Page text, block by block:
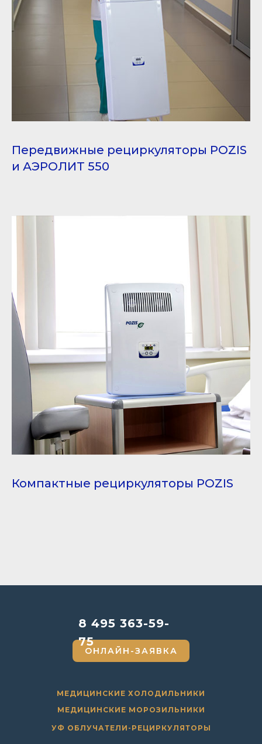
Передвижные рециркуляторы POZIS
и АЭРОЛИТ 550
Компактные рециркуляторы POZIS
ОНЛАЙН-ЗАЯВКА
8 495 363-59-
75
МЕДИЦИНСКИЕ ХОЛОДИЛЬНИКИ
УФ ОБЛУЧАТЕЛИ-РЕЦИРКУЛЯТОРЫ
МЕДИЦИНСКИЕ МОРОЗИЛЬНИКИ